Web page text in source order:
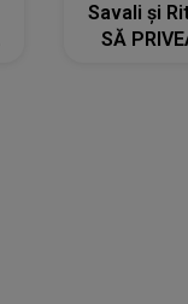
Savali și
SĂ